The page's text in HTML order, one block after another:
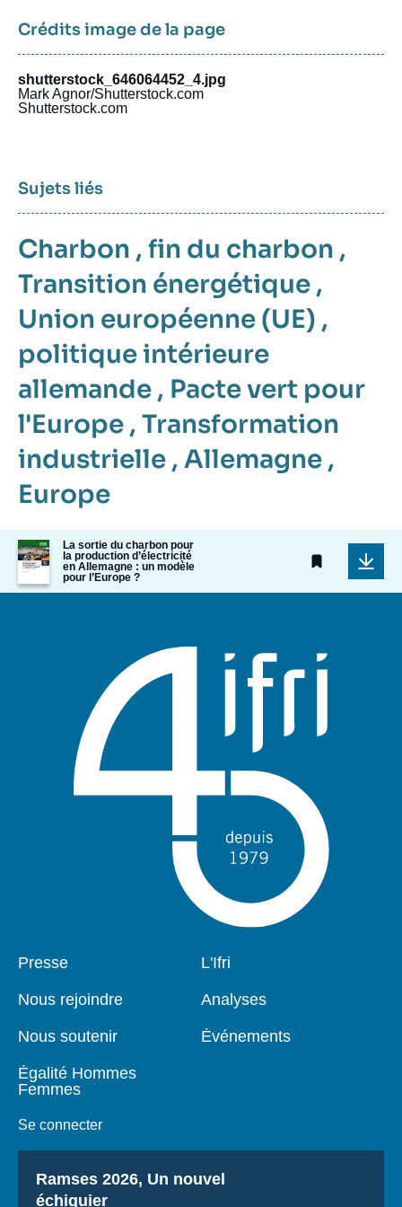
Crédits image de la page
shutterstock_646064452_4.jpg
Mark Agnor/Shutterstock.com
Shutterstock.com
Sujets liés
Charbon , fin du charbon ,
Transition énergétique ,
Union européenne (UE) ,
politique intérieure
allemande , Pacte vert pour
l'Europe , Transformation
industrielle , Allemagne ,
Europe
Image
de
couverture
de
La sortie du charbon pour
la production d’électricité
en Allemagne : un modèle
pour l’Europe ?
Pied
Presse
Nous rejoindre
Nous soutenir
Égalité Hommes
Femmes
Se connecter
Navigation
L'Ifri
Analyses
Événements
Titre
Ramses 2026, Un nouvel
échiquier